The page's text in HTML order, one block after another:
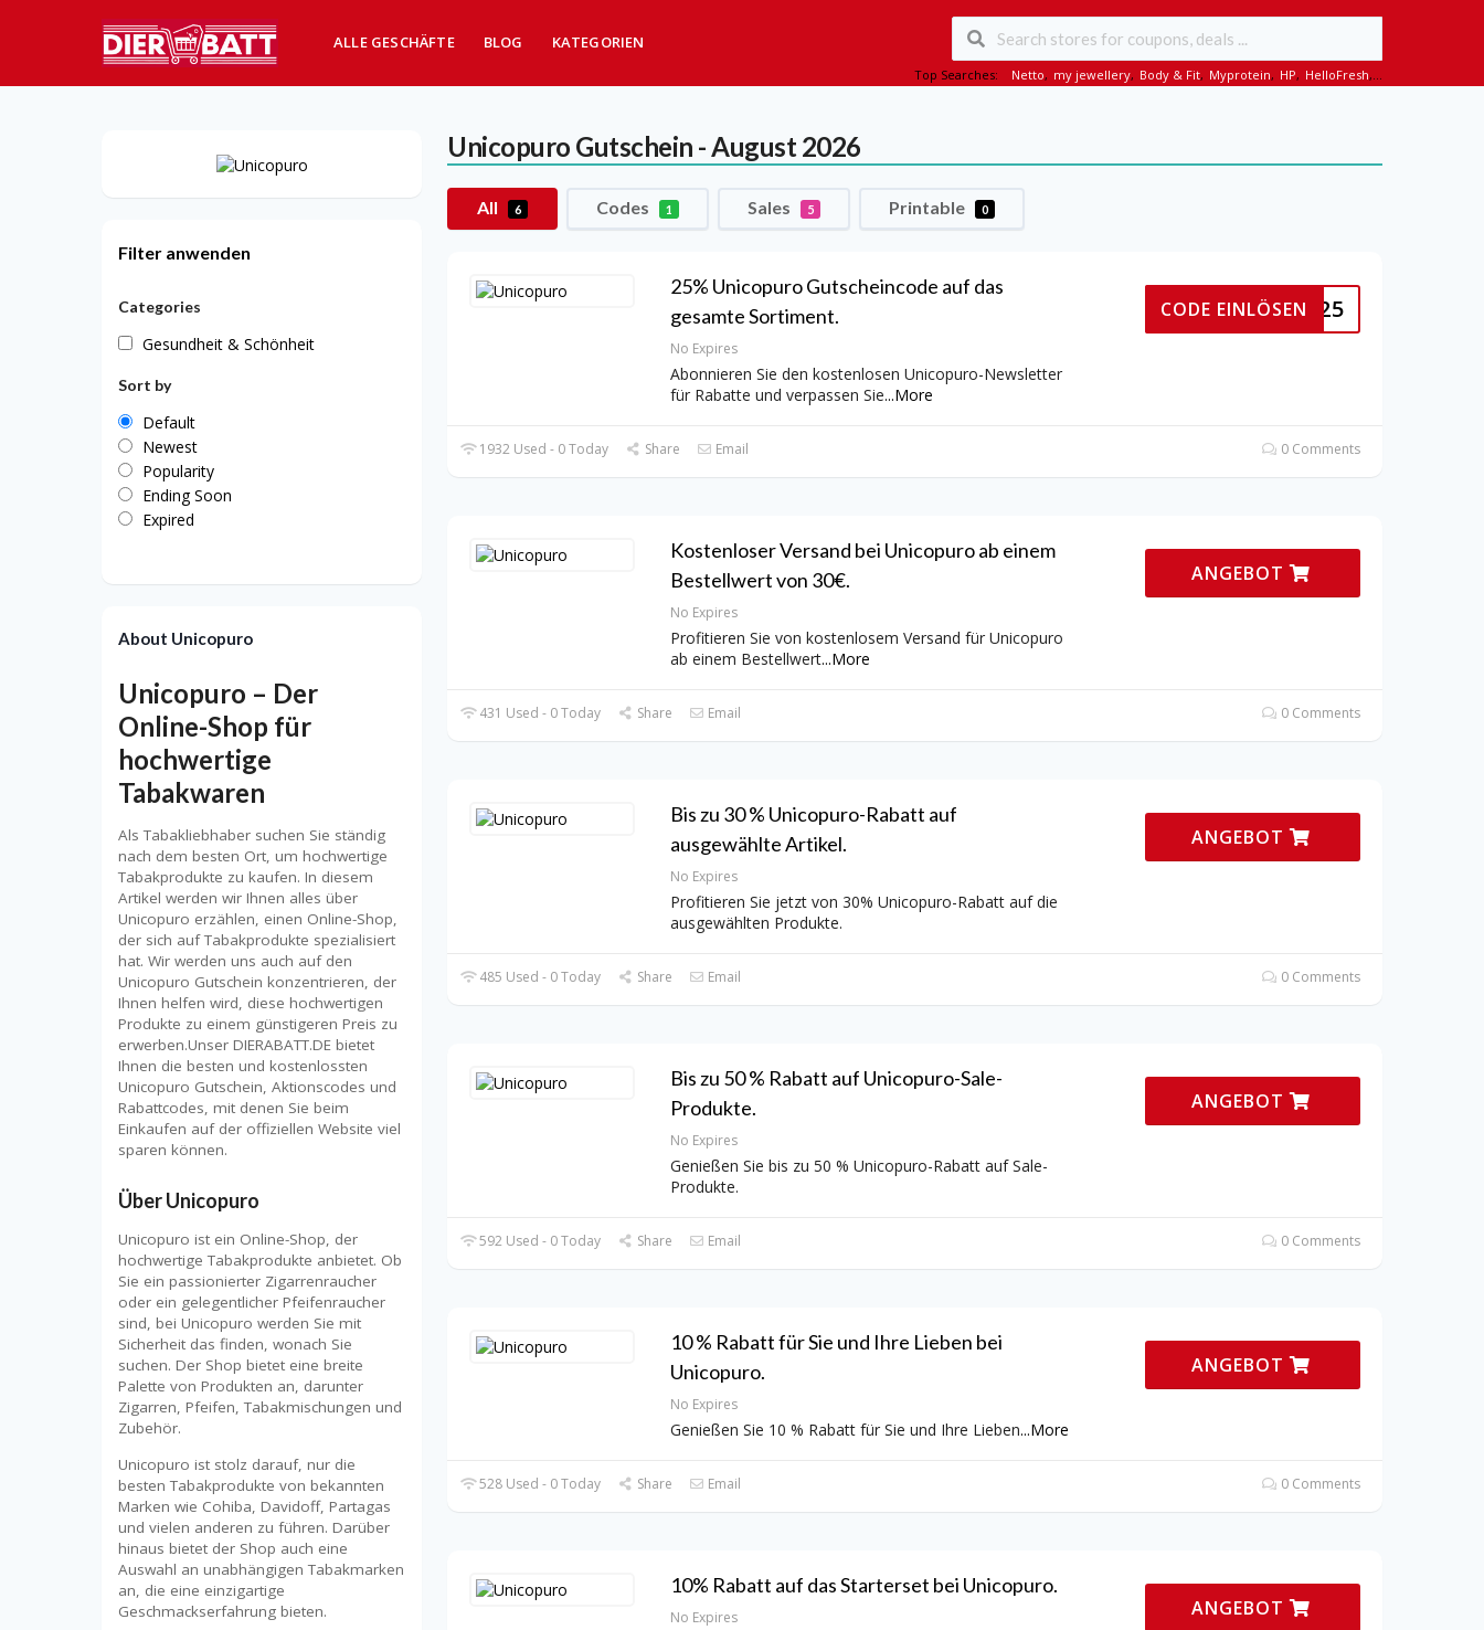
ALLE GESCHÄFTE BLOG KATEGORIEN
Top Searches: Netto, my jewellery, Body & Fit, Myprotein, HP, HelloFresh,...
Unicopuro Gutschein - August 2026
All 6 Codes 1 Sales 5 Printable 0
25% Unicopuro Gutscheincode auf das
gesamte Sortiment.
No Expires
Abonnieren Sie den kostenlosen Unicopuro-Newsletter
für Rabatte und verpassen Sie...More
COPURO25
CODE EINLÖSEN
1932 Used - 0 Today Share Email 0 Comments
Kostenloser Versand bei Unicopuro ab einem
Bestellwert von 30€.
No Expires
Profitieren Sie von kostenlosem Versand für Unicopuro
ab einem Bestellwert...More
ANGEBOT
431 Used - 0 Today Share Email 0 Comments
Bis zu 30 % Unicopuro-Rabatt auf
ausgewählte Artikel.
No Expires
Profitieren Sie jetzt von 30% Unicopuro-Rabatt auf die
ausgewählten Produkte.
ANGEBOT
485 Used - 0 Today Share Email 0 Comments
Bis zu 50 % Rabatt auf Unicopuro-Sale-
Produkte.
No Expires
Genießen Sie bis zu 50 % Unicopuro-Rabatt auf Sale-
Produkte.
ANGEBOT
592 Used - 0 Today Share Email 0 Comments
10 % Rabatt für Sie und Ihre Lieben bei
Unicopuro.
No Expires
Genießen Sie 10 % Rabatt für Sie und Ihre Lieben...More
ANGEBOT
528 Used - 0 Today Share Email 0 Comments
10% Rabatt auf das Starterset bei Unicopuro.
No Expires ANGEBOT
Filter anwenden
Categories
Gesundheit & Schönheit
Sort by
Default
Newest
Popularity
Ending Soon
Expired
About Unicopuro
Unicopuro – Der
Online-Shop für
hochwertige
Tabakwaren
Als Tabakliebhaber suchen Sie ständig
nach dem besten Ort, um hochwertige
Tabakprodukte zu kaufen. In diesem
Artikel werden wir Ihnen alles über
Unicopuro erzählen, einen Online-Shop,
der sich auf Tabakprodukte spezialisiert
hat. Wir werden uns auch auf den
Unicopuro Gutschein konzentrieren, der
Ihnen helfen wird, diese hochwertigen
Produkte zu einem günstigeren Preis zu
erwerben.Unser DIERABATT.DE bietet
Ihnen die besten und kostenlossten
Unicopuro Gutschein, Aktionscodes und
Rabattcodes, mit denen Sie beim
Einkaufen auf der offiziellen Website viel
sparen können.
Über Unicopuro
Unicopuro ist ein Online-Shop, der
hochwertige Tabakprodukte anbietet. Ob
Sie ein passionierter Zigarrenraucher
oder ein gelegentlicher Pfeifenraucher
sind, bei Unicopuro werden Sie mit
Sicherheit das finden, wonach Sie
suchen. Der Shop bietet eine breite
Palette von Produkten an, darunter
Zigarren, Pfeifen, Tabakmischungen und
Zubehör.
Unicopuro ist stolz darauf, nur die
besten Tabakprodukte von bekannten
Marken wie Cohiba, Davidoff, Partagas
und vielen anderen zu führen. Darüber
hinaus bietet der Shop auch eine
Auswahl an unabhängigen Tabakmarken
an, die eine einzigartige
Geschmackserfahrung bieten.